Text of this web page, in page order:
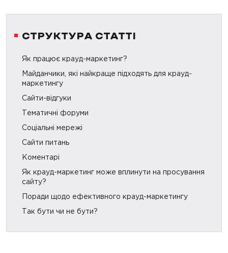
СТРУКТУРА СТАТТІ
Як працює крауд-маркетинг?
Майданчики, які найкраще підходять для крауд-
маркетингу
Сайти-відгуки
Тематичні форуми
Соціальні мережі
Сайти питань
Коментарі
Як крауд-маркетинг може вплинути на просування
сайту?
Поради щодо ефективного крауд-маркетингу
Так бути чи не бути?